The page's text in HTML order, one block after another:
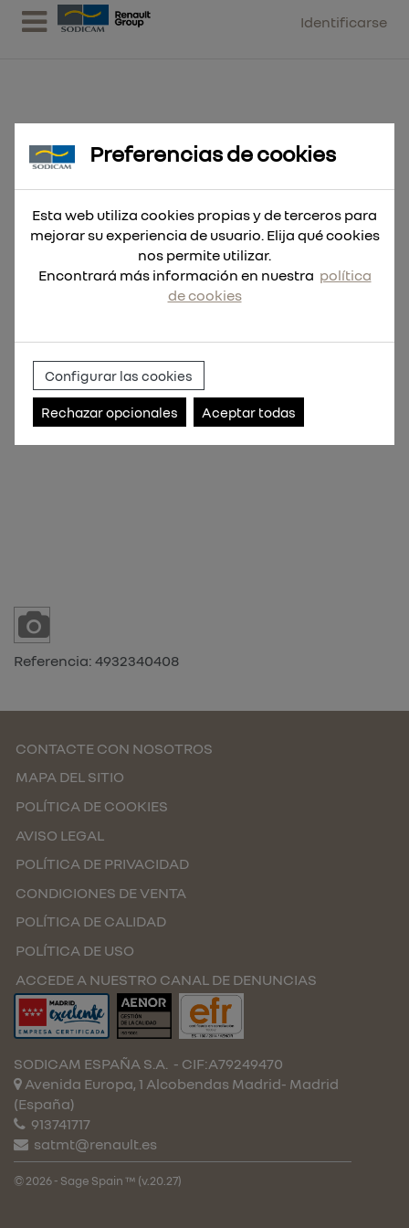
Identificarse
Broca SDS-Plus M2 5.5x160
Referencia: 4932340408
CONTACTE CON NOSOTROS
MAPA DEL SITIO
POLÍTICA DE COOKIES
AVISO LEGAL
POLÍTICA DE PRIVACIDAD
CONDICIONES DE VENTA
POLÍTICA DE CALIDAD
POLÍTICA DE USO
ACCEDE A NUESTRO CANAL DE DENUNCIAS
SODICAM ESPAÑA S.A. - CIF:A79249470
Avenida Europa, 1 Alcobendas Madrid- Madrid
(España)
913741717
satmt@renault.es
© 2026 - Sage Spain ™ (v.20.27)
Preferencias de cookies
Esta web utiliza cookies propias y de terceros para
mejorar su experiencia de usuario. Elija qué cookies
nos permite utilizar.
Encontrará más información en nuestra política
de cookies
Configurar las cookies
Rechazar opcionales Aceptar todas